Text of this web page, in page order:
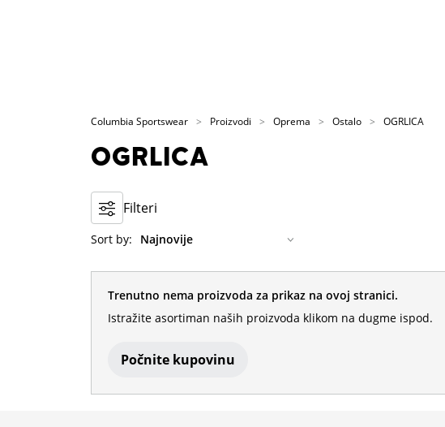
Columbia Sportswear Proizvodi Oprema Ostalo OGRLICA
OGRLICA
Filteri
Sort by:
Trenutno nema proizvoda za prikaz na ovoj stranici.
Istražite asortiman naših proizvoda klikom na dugme ispod.
Počnite kupovinu